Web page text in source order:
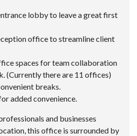
lobby to leave a great first
office to streamline client
spaces for team collaboration
(Currently there are 11 offices)
breaks.
added convenience.
and businesses
this office is surrounded by